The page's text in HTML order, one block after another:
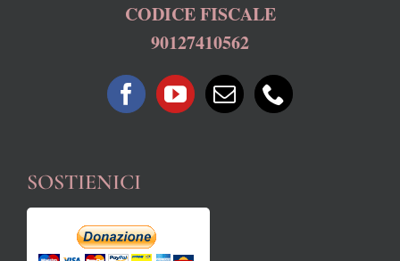
CODICE FISCALE
90127410562
SOSTIENICI